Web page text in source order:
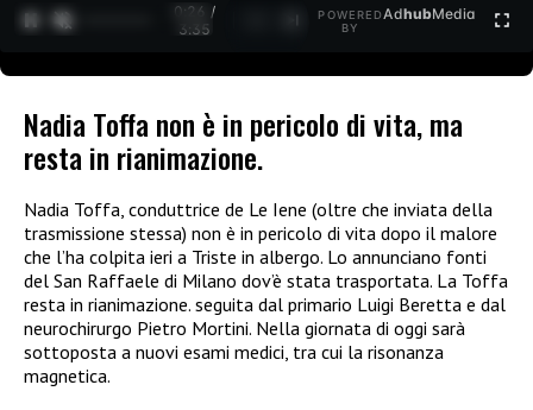
0:27 /
3:35
POWERED
BY
AdhubMedia
Nadia Toffa non è in pericolo di vita, ma
resta in rianimazione.
Nadia Toffa, conduttrice de Le Iene (oltre che inviata della
trasmissione stessa) non è in pericolo di vita dopo il malore
che l’ha colpita ieri a Triste in albergo. Lo annunciano fonti
del San Raffaele di Milano dov’è stata trasportata. La Toffa
resta in rianimazione. seguita dal primario Luigi Beretta e dal
neurochirurgo Pietro Mortini. Nella giornata di oggi sarà
sottoposta a nuovi esami medici, tra cui la risonanza
magnetica.